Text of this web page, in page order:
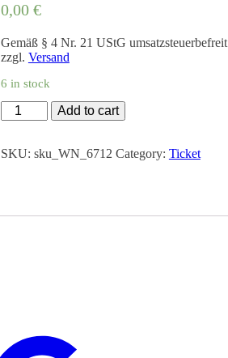
0,00 €
Gemäß § 4 Nr. 21 UStG umsatzsteuerbefreit
zzgl. Versand
6 in stock
Ticket:
Erste
Kurs
Add to cart
SKU: sku_WN_6712 Category: Ticket